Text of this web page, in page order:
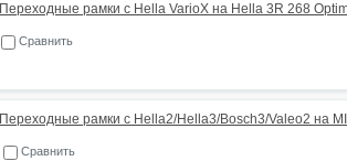
Переходные рамки с Hella VarioX на Hella 3R 268
Сравнить
Переходные рамки с Hella2/Hella3/Bosch3/Valeo2 на
Сравнить